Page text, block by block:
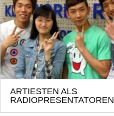
ARTIESTEN ALS
RADIOPRESENTATOREN